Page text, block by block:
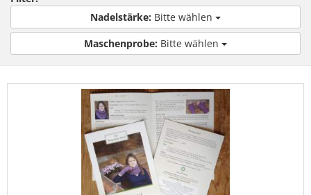
Nadelstärke: Bitte wählen
Maschenprobe: Bitte wählen